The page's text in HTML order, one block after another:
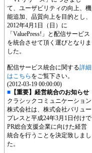
て、ユーザビリティの向上、機
能追加、品質向上を目的とし、
2012年4月1日（日）に
「ValuePress!」と配信サービス
を統合させて頂く運びとなりま
した。
配信サービス統合に関する詳細
はこちら をご覧下さい。
(2012-03-19 00:00:00)
■ 【重要】経営統合のお知らせ
クラシックコミュニケーション
株式会社は、株式会社バリュー
プレスと平成24年3月1日付けで
PR総合支援企業に向けた経営
統合を行うことを決定致しまし
た。